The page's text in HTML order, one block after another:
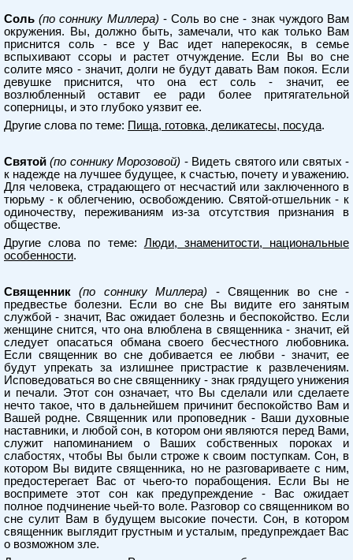
Соль (по соннику Миллера) - Соль во сне - знак чуждого Вам
окружения. Вы, должно быть, замечали, что как только Вам
приснится соль - все у Вас идет наперекосяк, в семье
вспыхивают ссоры и растет отчуждение. Если Вы во сне
солите мясо - значит, долги не будут давать Вам покоя. Если
девушке приснится, что она ест соль - значит, ее
возлюбленный оставит ее ради более притягательной
соперницы, и это глубоко уязвит ее.
Другие слова по теме: Пища, готовка, деликатесы, посуда.
Святой (по соннику Морозовой) - Видеть святого или святых -
к надежде на лучшее будущее, к счастью, почету и уважению.
Для человека, страдающего от несчастий или заключенного в
тюрьму - к облегчению, освобождению. Святой-отшельник - к
одиночеству, переживаниям из-за отсутствия признания в
обществе.
Другие слова по теме: Люди, знаменитости, национальные
особенности.
Священник (по соннику Миллера) - Священник во сне -
предвестье болезни. Если во сне Вы видите его занятым
службой - значит, Вас ожидает болезнь и беспокойство. Если
женщине снится, что она влюблена в священника - значит, ей
следует опасаться обмана своего бесчестного любовника.
Если священник во сне добивается ее любви - значит, ее
будут упрекать за излишнее пристрастие к развлечениям.
Исповедоваться во сне священнику - знак грядущего унижения
и печали. Этот сон означает, что Вы сделали или сделаете
нечто такое, что в дальнейшем причинит беспокойство Вам и
Вашей родне. Священник или проповедник - Ваши духовные
наставники, и любой сон, в котором они являются перед Вами,
служит напоминанием о Ваших собственных пороках и
слабостях, чтобы Вы были строже к своим поступкам. Сон, в
котором Вы видите священника, но не разговариваете с ним,
предостерегает Вас от чьего-то порабощения. Если Вы не
воспримете этот сон как предупреждение - Вас ожидает
полное подчинение чьей-то воле. Разговор со священником во
сне сулит Вам в будущем высокие почести. Сон, в котором
священник выглядит грустным и усталым, предупреждает Вас
о возможном зле.